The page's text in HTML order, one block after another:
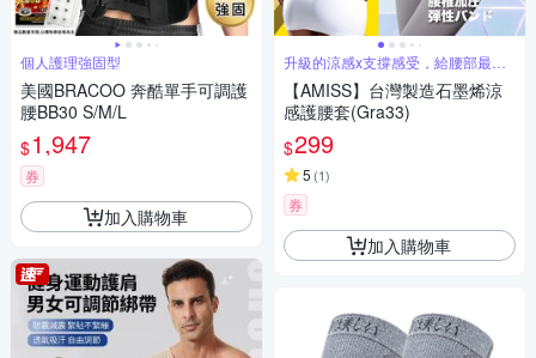
個人護理強固型
美國BRACOO 奔酷單手可調護
腰BB30 S/M/L
$1,947
券
加入購物車
升級的涼感x支撐感受，給腰部最貼
心的照顧
【AMISS】台灣製造石墨烯涼
感護腰套(Gra33)
$299
5 (1)
券
加入購物車